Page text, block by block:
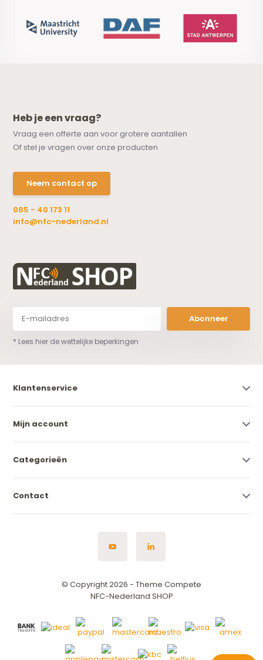
Heb je een vraag?
Vraag een offerte aan voor grotere aantallen
Of stel je vragen over onze producten
Neem contact op
085 - 40 173 11
info@nfc-nederland.nl
Abonneer
* Lees hier de wettelijke beperkingen
Klantenservice
Mijn account
Categorieën
Contact
© Copyright 2026 - Theme Compete
NFC-Nederland SHOP